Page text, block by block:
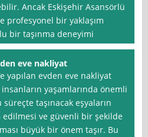
Ancak Eskişehir Asansörlü
profesyonel bir yaklaşım
bir taşınma deneyimi
eve nakliyat
yapılan evden eve nakliyat
yaşamlarında önemli
taşınacak eşyaların
ve güvenli bir şekilde
büyük bir önem taşır. Bu